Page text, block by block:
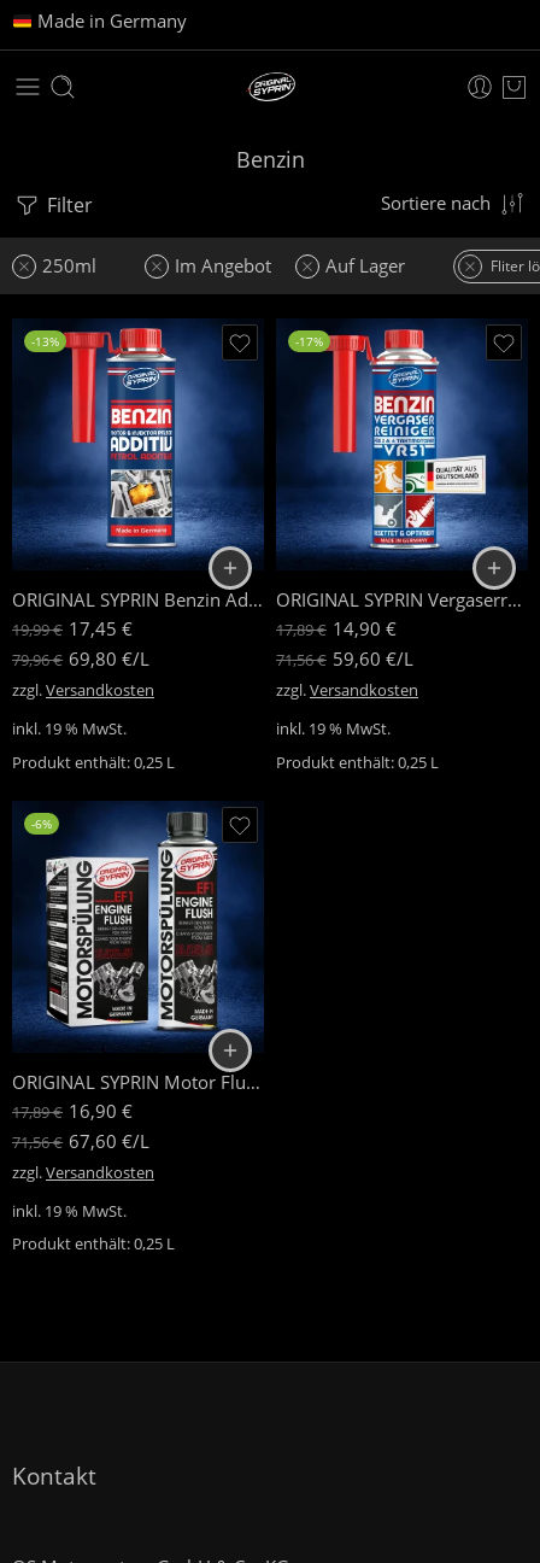
Made in Germany
Benzin
Filter Sortiere nach
250ml Im Angebot Auf Lager Fliter
-13%
ORIGINAL SYPRIN Benzin Additiv
19,99€ 17,45 €
79,96€ 69,80 €/L
zzgl.Versandkosten
inkl. 19 % MwSt.
Produkt enthält: 0,25 L
-17%
ORIGINAL SYPRIN Vergaserreiniger
17,89€ 14,90 €
71,56€ 59,60 €/L
zzgl.Versandkosten
inkl. 19 % MwSt.
Produkt enthält: 0,25 L
-6%
ORIGINAL SYPRIN Motor Flush Motorspülung
17,89€ 16,90 €
71,56€ 67,60 €/L
zzgl.Versandkosten
inkl. 19 % MwSt.
Produkt enthält: 0,25 L
Kontakt